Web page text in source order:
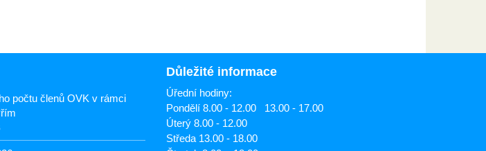
počtu členů OVK v rámci
Důležité informace
Úřední hodiny:
Pondělí 8.00 - 12.00 13.00 - 17.00
Úterý 8.00 - 12.00
Středa 13.00 - 18.00